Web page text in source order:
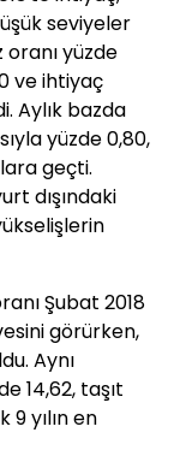
seviyeler
yüzde
ve ihtiyaç
Aylık bazda
yüzde 0,80,
geçti.
dışındaki
Şubat 2018
görürken,
Aynı
14,62, taşıt
9 yılın en